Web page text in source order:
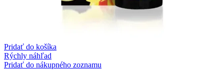
Pridať do košíka
Rýchly náhľad
Pridať do nákupného zoznamu